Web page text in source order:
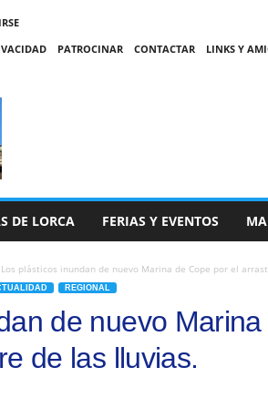
PATROCINAR CONTACTAR LINKS Y
DE LORCA FERIAS Y EVENTOS
Los plásticos inundan de nuevo Marina de Cope por el
REGIONAL
de nuevo
de las lluvias.